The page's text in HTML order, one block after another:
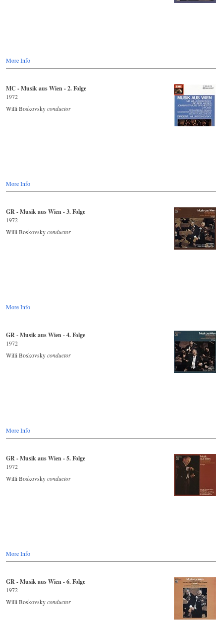
More Info
MC - Musik aus Wien - 2. Folge
1972
Willi Boskovskyconductor
More Info
GR - Musik aus Wien - 3. Folge
1972
Willi Boskovskyconductor
More Info
GR - Musik aus Wien - 4. Folge
1972
Willi Boskovskyconductor
More Info
GR - Musik aus Wien - 5. Folge
1972
Willi Boskovskyconductor
More Info
GR - Musik aus Wien - 6. Folge
1972
Willi Boskovskyconductor